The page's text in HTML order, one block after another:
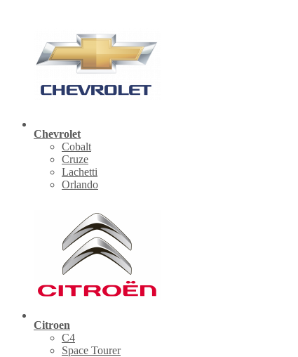
Chevrolet
Cobalt
Cruze
Lachetti
Orlando
Citroen
C4
Space Tourer